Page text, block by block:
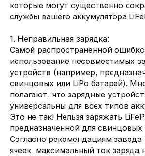
которые могут существенно
службы вашего аккумулятора
1. Неправильная зарядка:
Самой распространенной
использование несовместимых
устройств (например,
свинцовых или LiPo батарей).
полагают, что зарядные
универсальны для всех типов
Это не так! Нельзя заряжать
предназначенной для
Согласно рекомендациям завода
ячеек, максимальный ток заряда